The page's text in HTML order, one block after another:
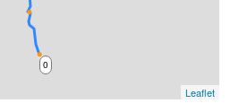
0
Leaflet